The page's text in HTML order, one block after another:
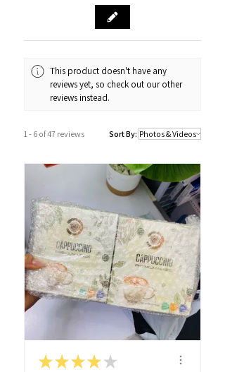
門市資料：觀塘秀茂坪商場街市74A號
Whatsapp：34811128
訂購及送貨時間
若果商品不幸出現沒有現貨或需要更長
或電話方式通知顧客。
This product doesn't have any
reviews yet, so check out our other
reviews instead.
1 - 6 of 47 reviews Sort By:
★★★★ ★